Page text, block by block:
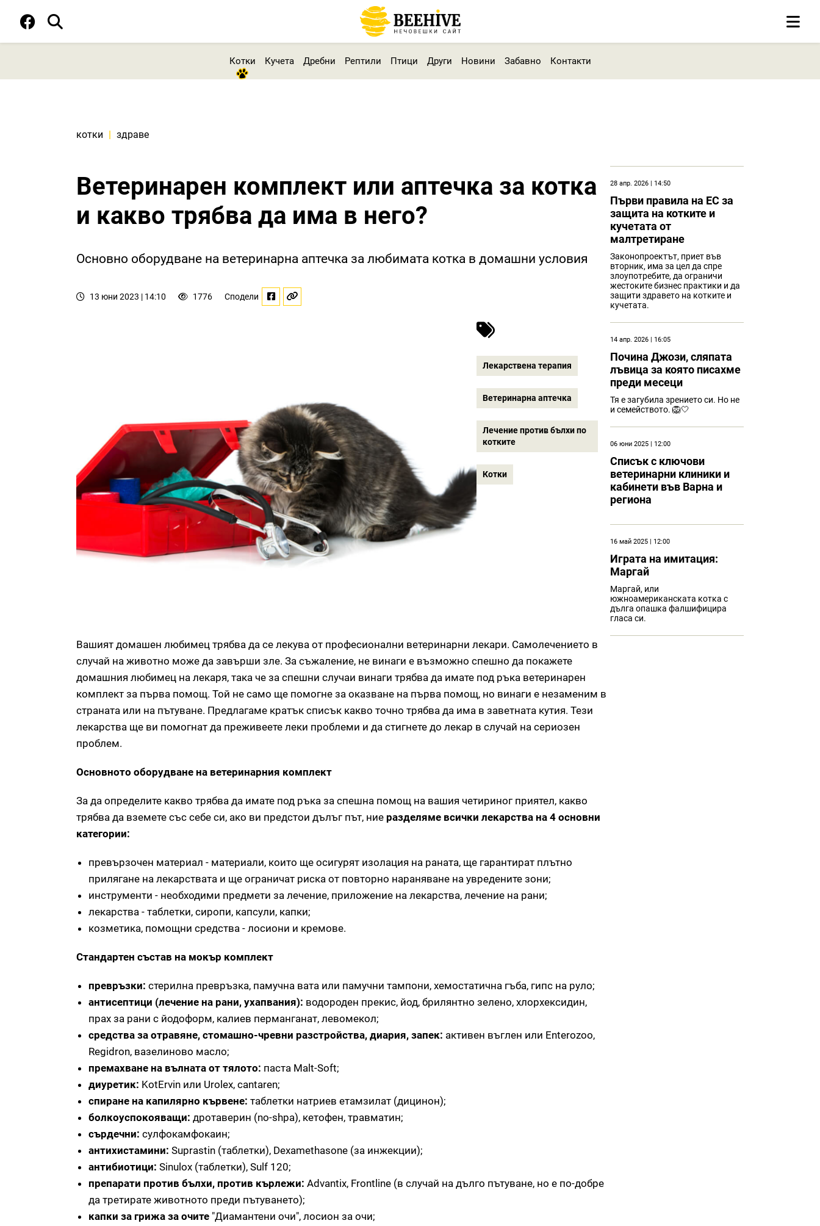
Котки Кучета Дребни Рептили Птици Други Новини Забавно Контакти
котки | здраве
Ветеринарен комплект или аптечка за котка
и какво трябва да има в него?
Основно оборудване на ветеринарна аптечка за любимата котка в домашни условия
13 юни 2023 | 14:10 1776 Сподели
Лекарствена терапия
Ветеринарна аптечка
Лечение против бълхи по
котките
Котки
Вашият домашен любимец трябва да се лекува от професионални ветеринарни лекари. Самолечението в
случай на животно може да завърши зле. За съжаление, не винаги е възможно спешно да покажете
домашния любимец на лекаря, така че за спешни случаи винаги трябва да имате под ръка ветеринарен
комплект за първа помощ. Той не само ще помогне за оказване на първа помощ, но винаги е незаменим в
страната или на пътуване. Предлагаме кратък списък какво точно трябва да има в заветната кутия. Тези
лекарства ще ви помогнат да преживеете леки проблеми и да стигнете до лекар в случай на сериозен
проблем.
Основното оборудване на ветеринарния комплект
За да определите какво трябва да имате под ръка за спешна помощ на вашия четириног приятел, какво
трябва да вземете със себе си, ако ви предстои дълъг път, ние разделяме всички лекарства на 4 основни
категории:
превързочен материал - материали, които ще осигурят изолация на раната, ще гарантират плътно
прилягане на лекарствата и ще ограничат риска от повторно нараняване на увредените зони;
инструменти - необходими предмети за лечение, приложение на лекарства, лечение на рани;
лекарства - таблетки, сиропи, капсули, капки;
козметика, помощни средства - лосиони и кремове.
Стандартен състав на мокър комплект
превръзки: стерилна превръзка, памучна вата или памучни тампони, хемостатична гъба, гипс на руло;
антисептици (лечение на рани, ухапвания): водороден прекис, йод, брилянтно зелено, хлорхексидин,
прах за рани с йодоформ, калиев перманганат, левомекол;
средства за отравяне, стомашно-чревни разстройства, диария, запек: активен въглен или Enterozoo,
Regidron, вазелиново масло;
премахване на вълната от тялото: паста Malt-Soft;
диуретик: KotErvin или Urolex, cantaren;
спиране на капилярно кървене: таблетки натриев етамзилат (дицинон);
болкоуспокояващи: дротаверин (no-shpa), кетофен, травматин;
сърдечни: сулфокамфокаин;
антихистамини: Suprastin (таблетки), Dexamethasone (за инжекции);
антибиотици: Sinulox (таблетки), Sulf 120;
препарати против бълхи, против кърлежи: Advantix, Frontline (в случай на дълго пътуване, но е по-добре
да третирате животното преди пътуването);
капки за грижа за очите "Диамантени очи", лосион за очи;
28 апр. 2026 | 14:50
Първи правила на ЕС за
защита на котките и
кучетата от
малтретиране
Законопроектът, приет във
вторник, има за цел да спре
злоупотребите, да ограничи
жестоките бизнес практики и да
защити здравето на котките и
кучетата.
14 апр. 2026 | 16:05
Почина Джози, сляпата
лъвица за която писахме
преди месеци
Тя е загубила зрението си. Но не
и семейството. 🦁🤍
06 юни 2025 | 12:00
Списък с ключови
ветеринарни клиники и
кабинети във Варна и
региона
16 май 2025 | 12:00
Играта на имитация:
Маргай
Mаргай, или
южноамериканската котка с
дълга опашка фалшифицира
гласа си.